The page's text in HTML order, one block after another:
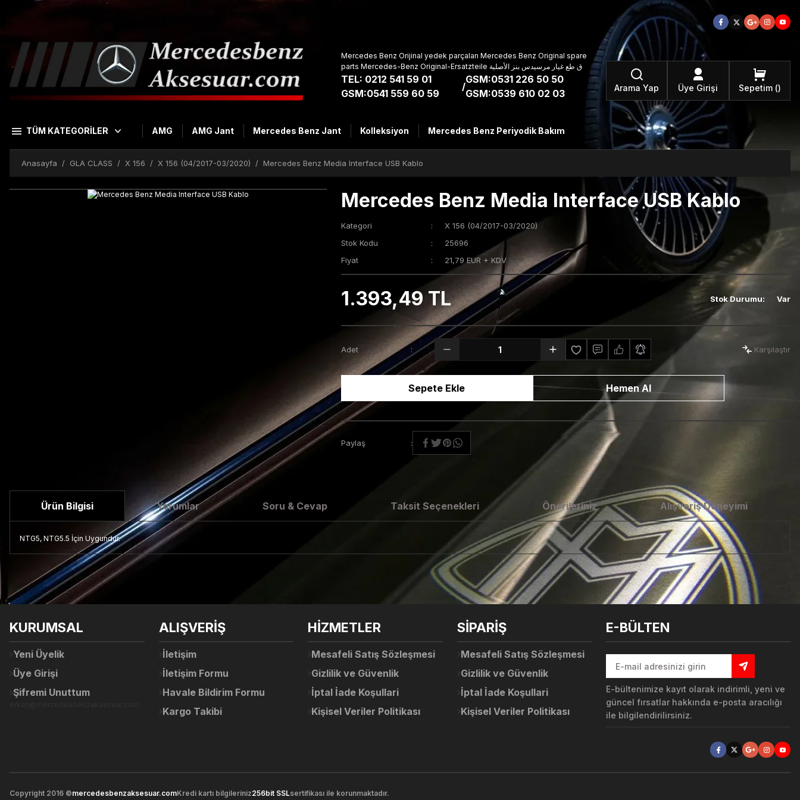
Mercedes Benz Orijinal yedek parçaları Mercedes Benz Original spare
parts Mercedes-Benz Original-Ersatzteile ق طع غيار مرسيدس بنز الأصلية
TEL: 0212 541 59 01
GSM:0541 559 60 59
/
GSM:0531 226 50 50
GSM:0539 610 02 03
Arama Yap Üye Girişi Sepetim
TÜM KATEGORİLER AMG AMG Jant Mercedes Benz Jant Kolleksiyon Mercedes Benz Periyodik Bakım
Anasayfa GLA CLASS X 156 X 156 (04/2017-03/2020) Mercedes Benz Media Interface USB Kablo
Mercedes Benz Media Interface USB Kablo
Kategori
X 156 (04/2017-03/2020)
Stok Kodu
25696
Fiyat
21,79 EUR + KDV
1.393,49 TL Stok Durumu: Var
Adet Karşılaştır
Sepete Ekle Hemen Al
Paylaş
Ürün Bilgisi Yorumlar Soru & Cevap Taksit Seçenekleri Önerileriniz Alışveriş Deneyimi
NTG5, NTG5.5 İçin Uygundur.
Bu ürüne ilk yorumu siz yapın!
Yorum Yaz
Ürün hakkında henüz soru sorulmamış.
Bu ürünün fiyat bilgisi, resim, ürün açıklamalarında ve diğer konularda yetersiz gördüğünüz noktaları öneri formunu kullanarak tarafımıza iletebilirsiniz.
Görüş ve önerileriniz için teşekkür ederiz.
Ürün açıklamasında eksik bilgiler bulunuyor.
Bu ürüne benzer farklı alternatifler olmalı.
Sitemize ilk yorumu siz yapın!
Deneyimini Paylaş
KURUMSAL
Yeni Üyelik
Üye Girişi
Şifremi Unuttum
ALIŞVERİŞ
İletişim
İletişim Formu
Havale Bildirim Formu
Kargo Takibi
HİZMETLER
Mesafeli Satış Sözleşmesi
Gizlilik ve Güvenlik
İptal İade Koşullari
Kişisel Veriler Politikası
SİPARİŞ
Mesafeli Satış Sözleşmesi
Gizlilik ve Güvenlik
İptal İade Koşullari
Kişisel Veriler Politikası
E-BÜLTEN
E-bültenimize kayıt olarak indirimli, yeni ve
güncel fırsatlar hakkında e-posta aracılığı
ile bilgilendirilirsiniz.
Copyright 2016 ©mercedesbenzaksesuar.comKredi kartı bilgileriniz256bit SSLsertifikası ile korunmaktadır.